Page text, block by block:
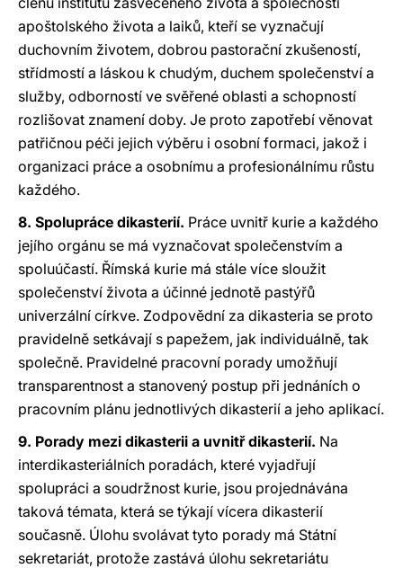
apoštolského života a laiků, kteří se vyznačují
duchovním životem, dobrou pastorační zkušeností,
střídmostí a láskou k chudým, duchem společenství a
služby, odborností ve svěřené oblasti a schopností
rozlišovat znamení doby. Je proto zapotřebí věnovat
patřičnou péči jejich výběru i osobní formaci, jakož i
organizaci práce a osobnímu a profesionálnímu růstu
každého.
8. Spolupráce dikasterií. Práce uvnitř kurie a každého
jejího orgánu se má vyznačovat společenstvím a
spoluúčastí. Římská kurie má stále více sloužit
společenství života a účinné jednotě pastýřů
univerzální církve. Zodpovědní za dikasteria se proto
pravidelně setkávají s papežem, jak individuálně, tak
společně. Pravidelné pracovní porady umožňují
transparentnost a stanovený postup při jednáních o
pracovním plánu jednotlivých dikasterií a jeho aplikací.
9. Porady mezi dikasterii a uvnitř dikasterií. Na
interdikasteriálních poradách, které vyjadřují
spolupráci a soudržnost kurie, jsou projednávána
taková témata, která se týkají vícera dikasterií
současně. Úlohu svolávat tyto porady má Státní
sekretariát, protože zastává úlohu sekretariátu